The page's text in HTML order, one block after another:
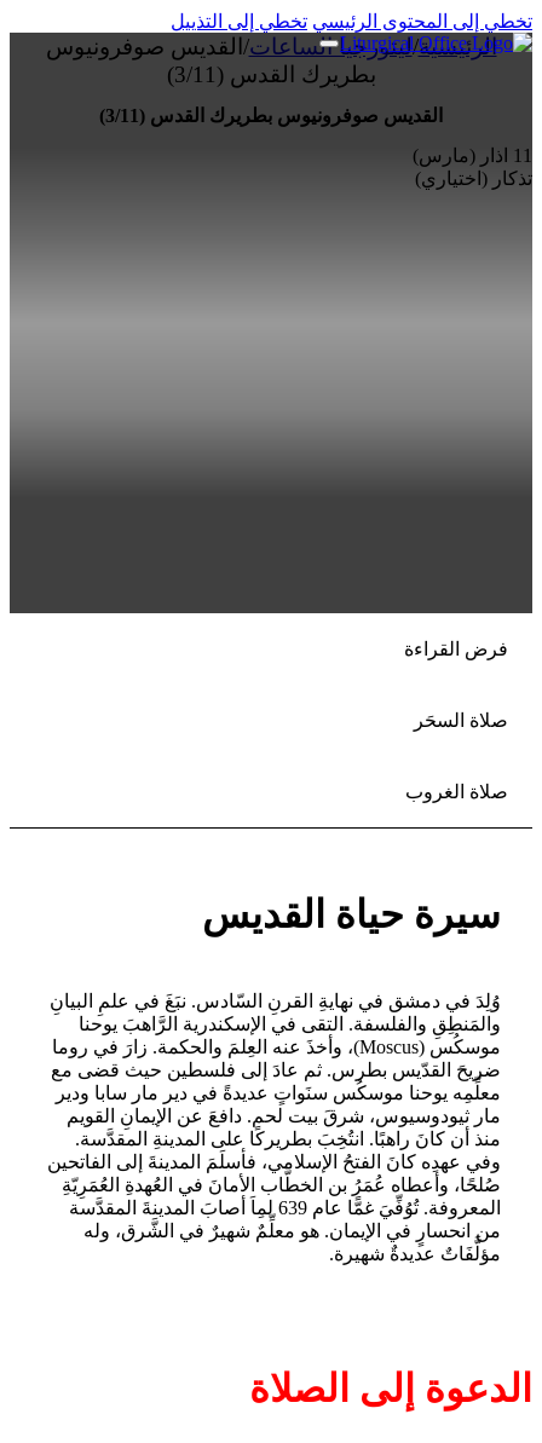
تخطي إلى المحتوى الرئيسي تخطي إلى التذييل
الرئيسية/ليتورجيا الساعات/ القديس صوفرونيوس
بطريرك القدس (3/11)
القديس صوفرونيوس بطريرك القدس (3/11)
11 اذار (مارس)
تذكار (اختياري)
فرض القراءة
صلاة السحَر
صلاة الغروب
سيرة حياة القديس
وُلِدَ في دمشق في نهايةِ القرنِ السّادس. نبَغَ في علمِ البيانِ
والمَنطِقِ والفلسفة. التقى في الإسكندرية الرَّاهبَ يوحنا
موسكُس (Moscus)، وأخذَ عنه العِلمَ والحكمة. زارَ في روما
ضريحَ القدّيس بطرس. ثم عادَ إلى فلسطين حيث قضى مع
معلِّمِه يوحنا موسكُس سنَواتٍ عديدةً في دير مار سابا ودير
مار ثيودوسيوس، شرقَ بيت لحم. دافعَ عن الإيمانِ القويم
منذ أن كانَ راهبًا. انتُخِبَ بطريركًا على المدينةِ المقدَّسة.
وفي عهدِه كانَ الفتحُ الإسلامي، فأسلَمَ المدينةَ إلى الفاتحين
صُلحًا، وأعطاه عُمَرُ بن الخطَّاب الأمانَ في العُهدةِ العُمَرِيّةِ
المعروفة. تُوُفِّيَ غمًّا عام 639 لمِاَ أصابَ المدينةَ المقدَّسة
من انحسارٍ في الإيمان. هو معلِّمٌ شهيرٌ في الشَّرق، وله
مؤلَّفَاتٌ عديدةٌ شهيرة.
الدعوة إلى الصلاة